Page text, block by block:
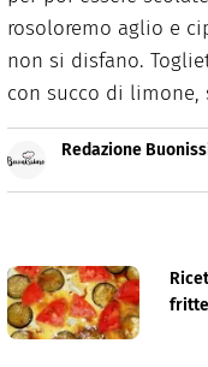
rosoloremo aglio e
non si disfano.
con succo di limone,
Redazione
Buonissimo è il
facili e spiegate